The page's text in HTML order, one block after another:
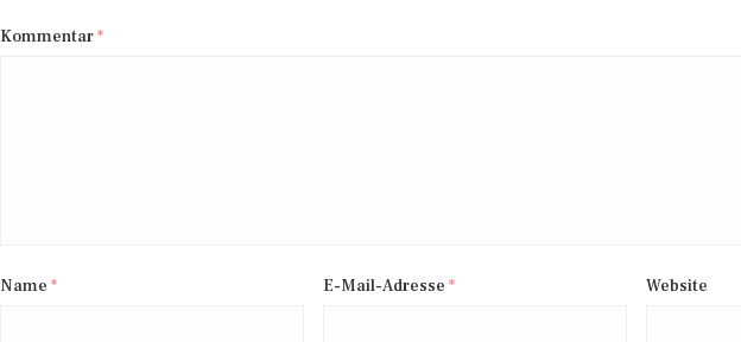
Kommentar*
Name * E-Mail-Adresse * Website